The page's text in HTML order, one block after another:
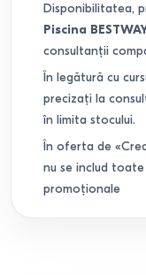
Disponibilitatea,
Piscina
consultanții
În legătură cu
precizați la
în limita stocului.
În oferta de
nu se includ
promoționale